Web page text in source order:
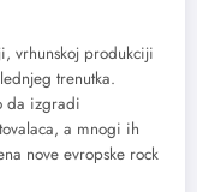
vrhunskoj produkciji
trenutka.
da izgradi
a mnogi ih
nove evropske rock